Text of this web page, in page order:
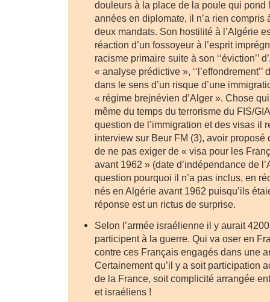
douleurs à la place de la poule qui pond
années en diplomate, il n’a rien compris
deux mandats. Son hostilité à l’Algérie
réaction d’un fossoyeur à l’esprit
racisme primaire suite à son ‘‘éviction’’
« analyse prédictive », ‘‘l’effondrement’’
dans le sens d’un risque d’une
« régime brejnévien d’Alger ». Chose
même du temps du terrorisme du FIS/
question de l’immigration et des visas il
interview sur Beur FM (3), avoir proposé
de ne pas exiger de « visa pour les
avant 1962 » (date d’indépendance de
question pourquoi il n’a pas inclus, en
nés en Algérie avant 1962 puisqu’ils
réponse est un rictus de surprise.
Selon l’armée israélienne il y aurait
participent à la guerre. Qui va oser en
contre ces Français engagés dans une
Certainement qu’il y a soit participation
de la France, soit complicité arrangée
et israéliens !